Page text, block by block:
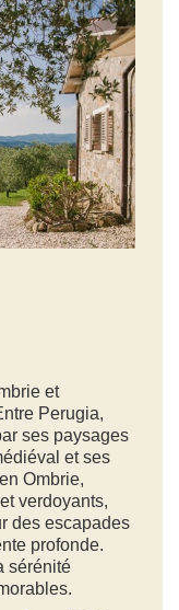
et
Perugia,
ses paysages
et ses
Ombrie,
verdoyants,
des escapades
profonde.
sérénité